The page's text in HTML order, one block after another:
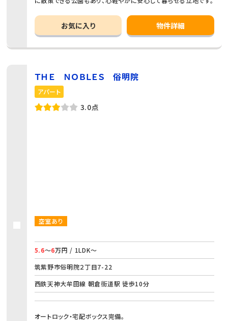
お気に入り 物件詳細
ＴＨＥ ＮＯＢＬＥＳ 俗明院
アパート
3.0点
空室あり
5.6～6万円 / 1LDK～
筑紫野市俗明院２丁目7-22
西鉄天神大牟田線 朝倉街道駅 徒歩10分
オートロック・宅配ボックス完備。